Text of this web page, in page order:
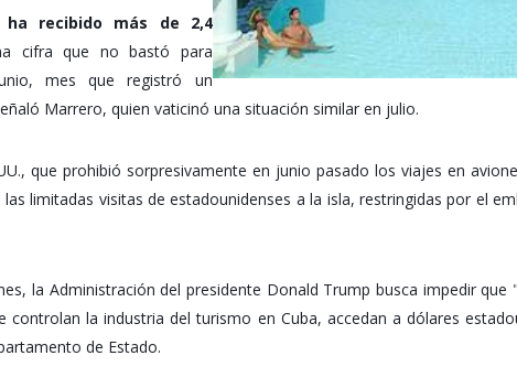
ha recibido más de 2,4
cifra que no bastó para
mes que registró un
Marrero, quien vaticinó una situación similar en julio.
que prohibió sorpresivamente en junio pasado los viajes en
limitadas visitas de estadounidenses a la isla, restringidas por el
la Administración del presidente Donald Trump busca impedir que
controlan la industria del turismo en Cuba, accedan a dólares
de Estado.